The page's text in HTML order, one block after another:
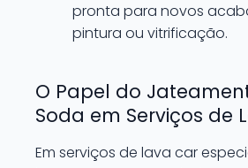
pronta para novos
pintura ou vitrificação.
O Papel do
Soda em Serviços de
Em serviços de lava car